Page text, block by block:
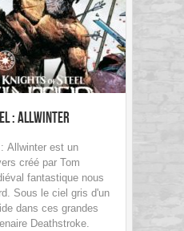
: Allwinter
Allwinter est un
créé par Tom
fantastique nous
Sous le ciel gris d'un
dans ces grandes
Deathstroke.